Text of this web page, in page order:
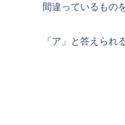
間違っているもの
「ア」と答えられ